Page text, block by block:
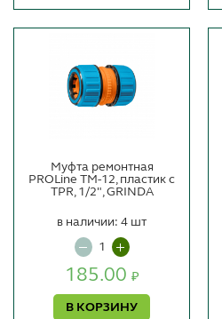
Муфта ремонтная
PROLine TМ-12, пластик с
TPR, 1/2", GRINDA
185.00 ₽
В КОРЗИНУ
в наличии: 4 шт